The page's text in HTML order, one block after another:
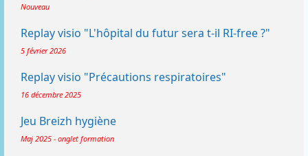
Nouveau
Replay visio "L'hôpital du futur sera t-il RI-free ?"
5 février 2026
Replay visio "Précautions respiratoires"
16 décembre 2025
Jeu Breizh hygiène
Maj 2025 - onglet formation